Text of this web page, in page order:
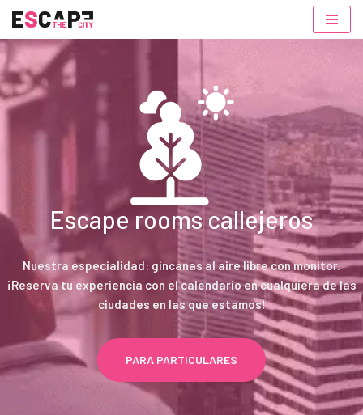
Saltar
al
contenido
Escape rooms callejeros
Nuestra especialidad: gincanas al aire libre con monitor.
¡Reserva tu experiencia con el calendario en cualquiera de las
ciudades en las que estamos!
PARA PARTICULARES